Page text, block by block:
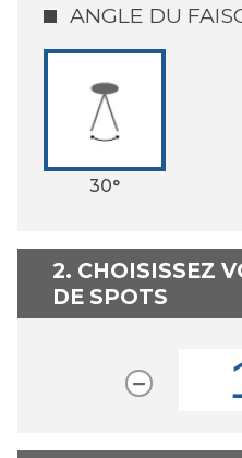
ANGLE DU
30°
2. CHOISISSEZ
DE SPOTS